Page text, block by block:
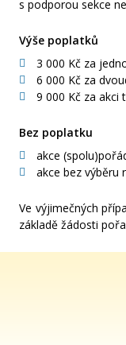
s podporou sekce
Výše poplatků
3 000 Kč za
6 000 Kč za
9 000 Kč za akci
Bez poplatku
akce
akce bez výběru
Ve výjimečných
základě žádosti